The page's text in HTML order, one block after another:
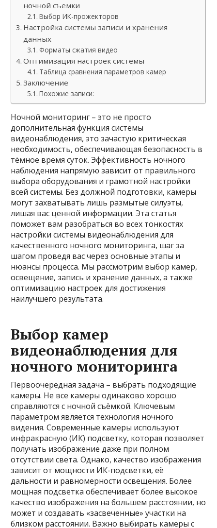
ночной съемки
Выбор ИК-прожекторов
Настройка системы записи и хранения
данных
Форматы сжатия видео
Оптимизация настроек системы
Таблица сравнения параметров камер
Заключение
Похожие записи:
Ночной мониторинг – это не просто
дополнительная функция системы
видеонаблюдения, это зачастую критическая
необходимость, обеспечивающая безопасность в
тёмное время суток. Эффективность ночного
наблюдения напрямую зависит от правильного
выбора оборудования и грамотной настройки
всей системы. Без должной подготовки, камеры
могут захватывать лишь размытые силуэты,
лишая вас ценной информации. Эта статья
поможет вам разобраться во всех тонкостях
настройки системы видеонаблюдения для
качественного ночного мониторинга, шаг за
шагом проведя вас через основные этапы и
нюансы процесса. Мы рассмотрим выбор камер,
освещение, запись и хранение данных, а также
оптимизацию настроек для достижения
наилучшего результата.
Выбор камер
видеонаблюдения для
ночного мониторинга
Первоочередная задача – выбрать подходящие
камеры. Не все камеры одинаково хорошо
справляются с ночной съёмкой. Ключевым
параметром является технология ночного
видения. Современные камеры используют
инфракрасную (ИК) подсветку, которая позволяет
получать изображение даже при полном
отсутствии света. Однако, качество изображения
зависит от мощности ИК-подсветки, её
дальности и равномерности освещения. Более
мощная подсветка обеспечивает более высокое
качество изображения на большем расстоянии, но
может и создавать «засвеченные» участки на
близком расстоянии. Важно выбирать камеры с